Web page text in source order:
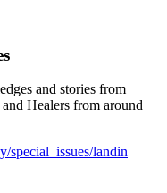
and stories from
Healers from around
special_issues/landin